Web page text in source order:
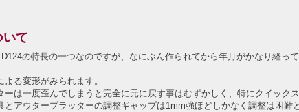
の特長の一つなのですが、なにぶん作られてから年月がかなり経っ
る変形がみられます。
は一度歪んでしまうと完全に元に戻す事はむずかしく、特にクイック
とアウタープラッターの調整ギャップは1mm強ほどしかなく調整は困難
いて